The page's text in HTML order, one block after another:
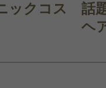
ックコス
話
ヘ